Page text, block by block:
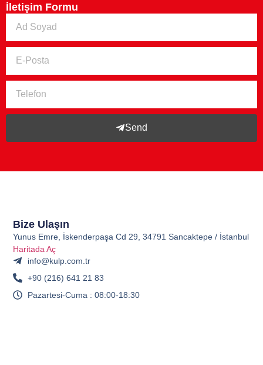
İletişim Formu
Send
Bize Ulaşın
Yunus Emre, İskenderpaşa Cd 29, 34791 Sancaktepe / İstanbul
Haritada Aç
info@kulp.com.tr
+90 (216) 641 21 83
Pazartesi-Cuma : 08:00-18:30